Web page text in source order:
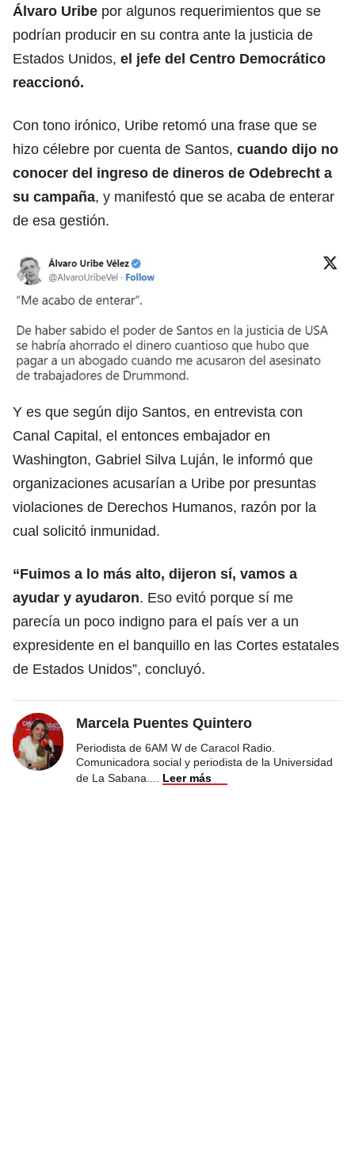
Álvaro Uribe por algunos requerimientos que se
podrían producir en su contra ante la justicia de
Estados Unidos, el jefe del Centro Democrático
reaccionó.
Con tono irónico, Uribe retomó una frase que se
hizo célebre por cuenta de Santos, cuando dijo no
conocer del ingreso de dineros de Odebrecht a
su campaña, y manifestó que se acaba de enterar
de esa gestión.
Y es que según dijo Santos, en entrevista con
Canal Capital, el entonces embajador en
Washington, Gabriel Silva Luján, le informó que
organizaciones acusarían a Uribe por presuntas
violaciones de Derechos Humanos, razón por la
cual solicitó inmunidad.
“Fuimos a lo más alto, dijeron sí, vamos a
ayudar y ayudaron. Eso evitó porque sí me
parecía un poco indigno para el país ver a un
expresidente en el banquillo en las Cortes estatales
de Estados Unidos”, concluyó.
Marcela Puentes Quintero
Periodista de 6AM W de Caracol Radio.
Comunicadora social y periodista de la Universidad
de La Sabana.
Leer más